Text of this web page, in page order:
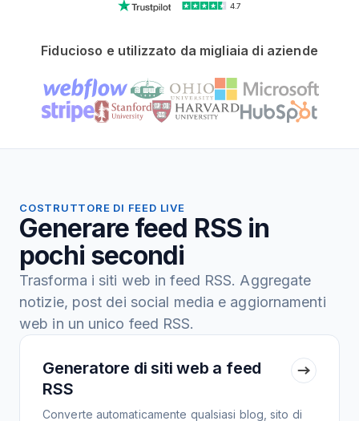
4.7
Fiducioso e utilizzato da migliaia di aziende
COSTRUTTORE DI FEED LIVE
Generare feed RSS in
pochi secondi
Trasforma i siti web in feed RSS. Aggregate
notizie, post dei social media e aggiornamenti
web in un unico feed RSS.
Generatore di siti web a feed
RSS
Converte automaticamente qualsiasi blog, sito di